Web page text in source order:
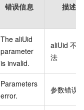
错误信息 描述
The aliUid
parameter
is invalid.
aliUid 不合
法
Parameters
error.
参数错误